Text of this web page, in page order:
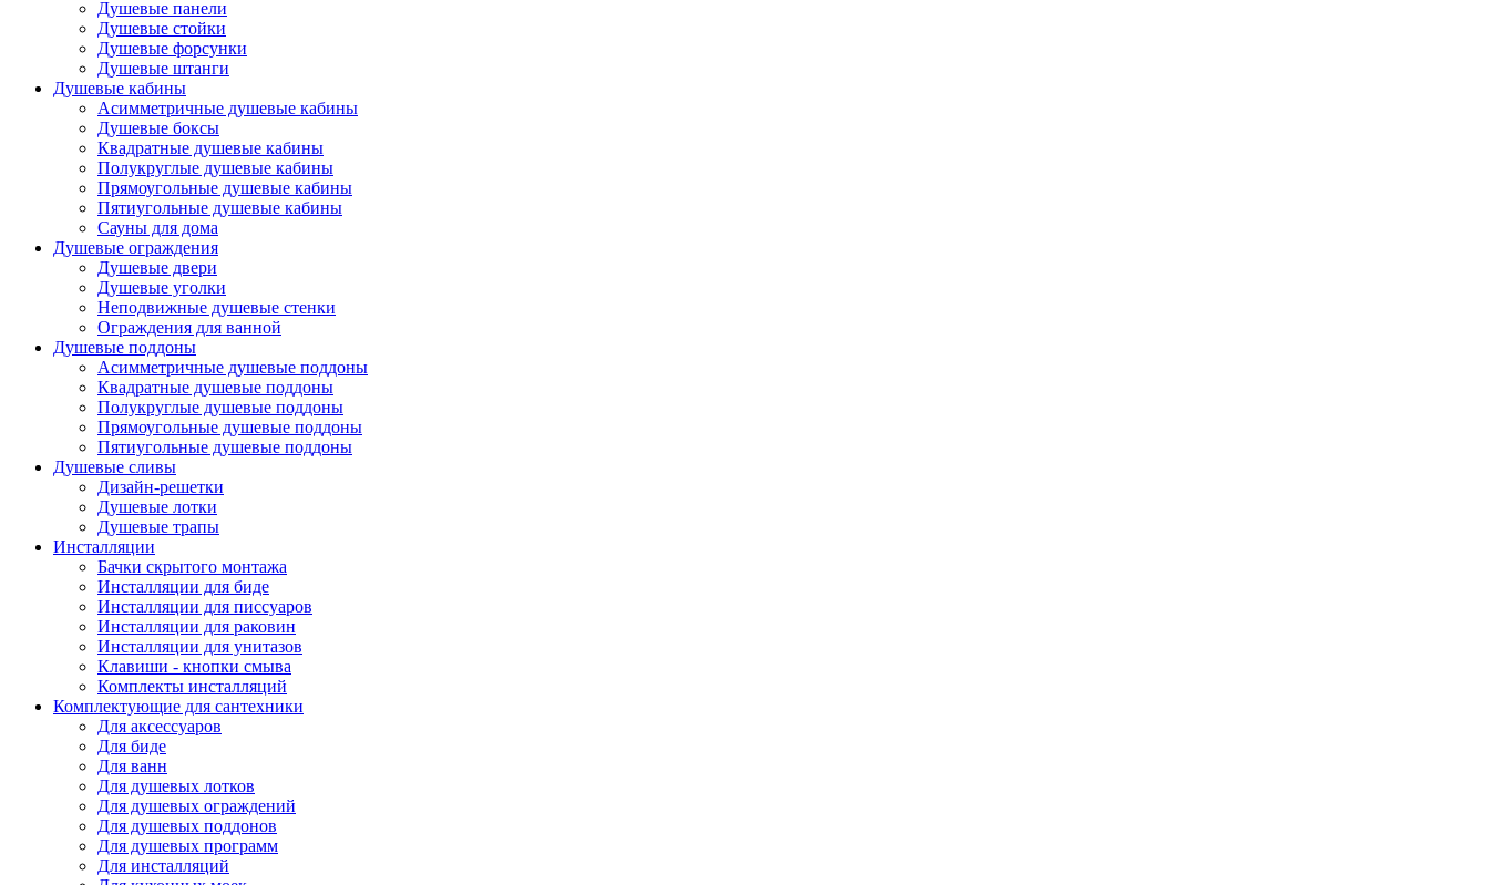
Душевые панели
Душевые стойки
Душевые форсунки
Душевые штанги
Душевые кабины
Асимметричные душевые кабины
Душевые боксы
Квадратные душевые кабины
Полукруглые душевые кабины
Прямоугольные душевые кабины
Пятиугольные душевые кабины
Сауны для дома
Душевые ограждения
Душевые двери
Душевые уголки
Неподвижные душевые стенки
Ограждения для ванной
Душевые поддоны
Асимметричные душевые поддоны
Квадратные душевые поддоны
Полукруглые душевые поддоны
Прямоугольные душевые поддоны
Пятиугольные душевые поддоны
Душевые сливы
Дизайн-решетки
Душевые лотки
Душевые трапы
Инсталляции
Бачки скрытого монтажа
Инсталляции для биде
Инсталляции для писсуаров
Инсталляции для раковин
Инсталляции для унитазов
Клавиши - кнопки смыва
Комплекты инсталляций
Комплектующие для сантехники
Для аксессуаров
Для биде
Для ванн
Для душевых лотков
Для душевых ограждений
Для душевых поддонов
Для душевых программ
Для инсталляций